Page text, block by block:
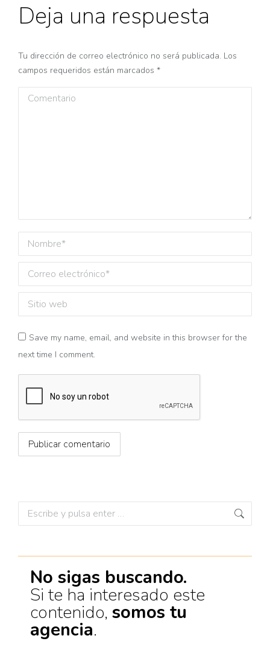
Deja una respuesta
Tu dirección de correo electrónico no será publicada. Los
campos requeridos están marcados *
Comentario
Nombre *
Correo electrónico *
Sitio web
Save my name, email, and website in this browser for the
next time I comment.
Publicar comentario
No sigas buscando.
Si te ha interesado este
contenido, somos tu
agencia.